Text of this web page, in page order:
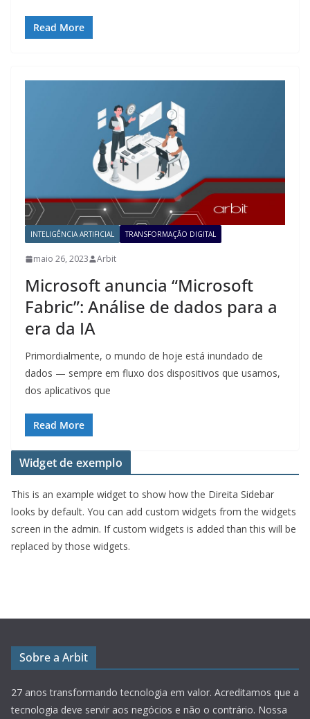
Read More
INTELIGÊNCIA ARTIFICIAL TRANSFORMAÇÃO DIGITAL
maio 26, 2023 Arbit
Microsoft anuncia “Microsoft
Fabric”: Análise de dados para a
era da IA
Primordialmente, o mundo de hoje está inundado de
dados — sempre em fluxo dos dispositivos que usamos,
dos aplicativos que
Read More
Widget de exemplo
This is an example widget to show how the Direita Sidebar
looks by default. You can add custom widgets from the widgets
screen in the admin. If custom widgets is added than this will be
replaced by those widgets.
Sobre a Arbit
27 anos transformando tecnologia em valor. Acreditamos que a
tecnologia deve servir aos negócios e não o contrário. Nossa